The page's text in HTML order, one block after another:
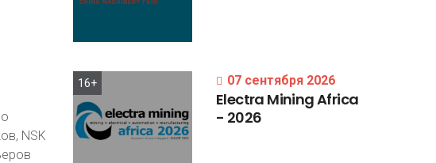
NSK
16+ 07 сентября 2026
Electra MiningAfrica
- 2026